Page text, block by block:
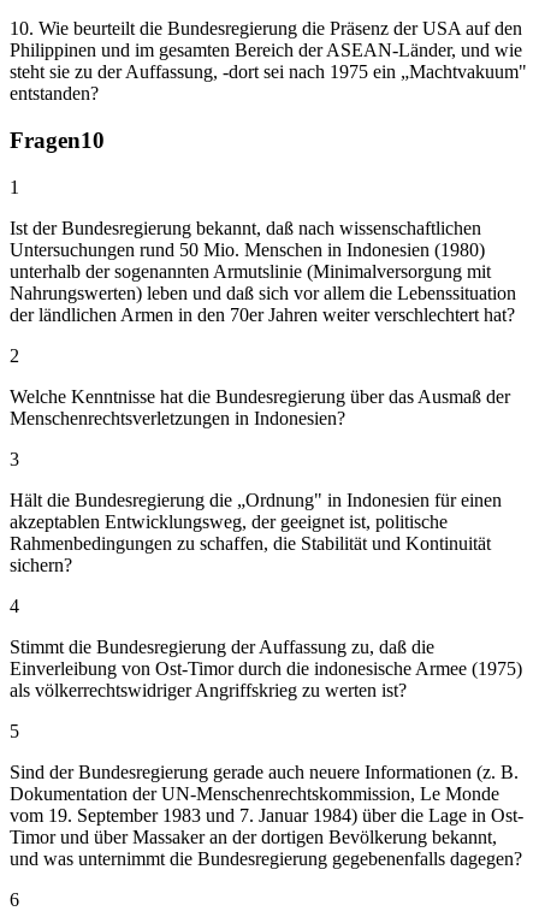
10. Wie beurteilt die Bundesregierung die Präsenz der USA auf den
Philippinen und im gesamten Bereich der ASEAN-Länder, und wie
steht sie zu der Auffassung, -dort sei nach 1975 ein „Machtvakuum"
entstanden?
Fragen10
1
Ist der Bundesregierung bekannt, daß nach wissenschaftlichen
Untersuchungen rund 50 Mio. Menschen in Indonesien (1980)
unterhalb der sogenannten Armutslinie (Minimalversorgung mit
Nahrungswerten) leben und daß sich vor allem die Lebenssituation
der ländlichen Armen in den 70er Jahren weiter verschlechtert hat?
2
Welche Kenntnisse hat die Bundesregierung über das Ausmaß der
Menschenrechtsverletzungen in Indonesien?
3
Hält die Bundesregierung die „Ordnung" in Indonesien für einen
akzeptablen Entwicklungsweg, der geeignet ist, politische
Rahmenbedingungen zu schaffen, die Stabilität und Kontinuität
sichern?
4
Stimmt die Bundesregierung der Auffassung zu, daß die
Einverleibung von Ost-Timor durch die indonesische Armee (1975)
als völkerrechtswidriger Angriffskrieg zu werten ist?
5
Sind der Bundesregierung gerade auch neuere Informationen (z. B.
Dokumentation der UN-Menschenrechtskommission, Le Monde
vom 19. September 1983 und 7. Januar 1984) über die Lage in Ost-
Timor und über Massaker an der dortigen Bevölkerung bekannt,
und was unternimmt die Bundesregierung gegebenenfalls dagegen?
6